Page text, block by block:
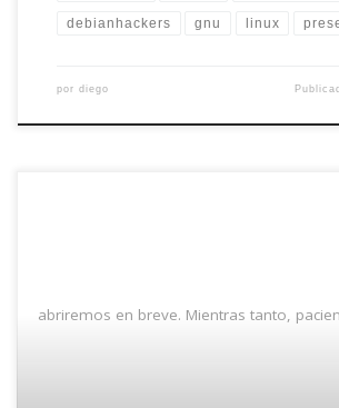
debianhackers gnu linux
por diego
abriremos en breve. Mientras tanto,